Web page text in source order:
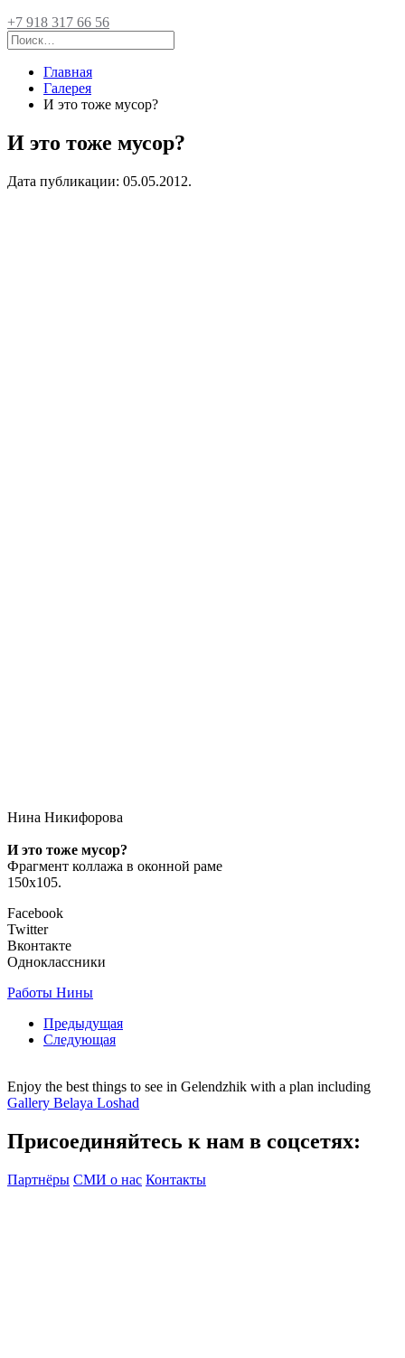
+7 918 317 66 56
Главная
Галерея
И это тоже мусор?
И это тоже мусор?
Дата публикации: 05.05.2012.
Нина Никифорова
И это тоже мусор?
Фрагмент коллажа в оконной раме
150х105.
Facebook
Twitter
Вконтакте
Одноклассники
Работы Нины
Предыдущая
Следующая
Enjoy the best things to see in Gelendzhik with a plan including
Gallery Belaya Loshad
Присоединяйтесь к нам в соцсетях:
Партнёры СМИ о нас Контакты